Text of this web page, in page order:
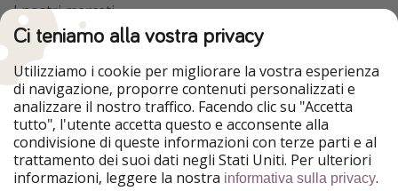
I nostri mercati
HolidayPirates
VakantiePiraten
WakacyjniPiraci
Ferienpiraten
Urlaubspiraten
Urlaubspiraten
ViajerosPiratas
TravelPirates
Il nostro gruppo
HolidayPirates Group
Ci teniamo alla vostra privacy
Utilizziamo i cookie per migliorare la vostra esperienza
di navigazione, proporre contenuti personalizzati e
analizzare il nostro traffico. Facendo clic su "Accetta
tutto", l'utente accetta questo e acconsente alla
condivisione di queste informazioni con terze parti e al
trattamento dei suoi dati negli Stati Uniti. Per ulteriori
informazioni, leggere la nostra informativa sulla privacy.